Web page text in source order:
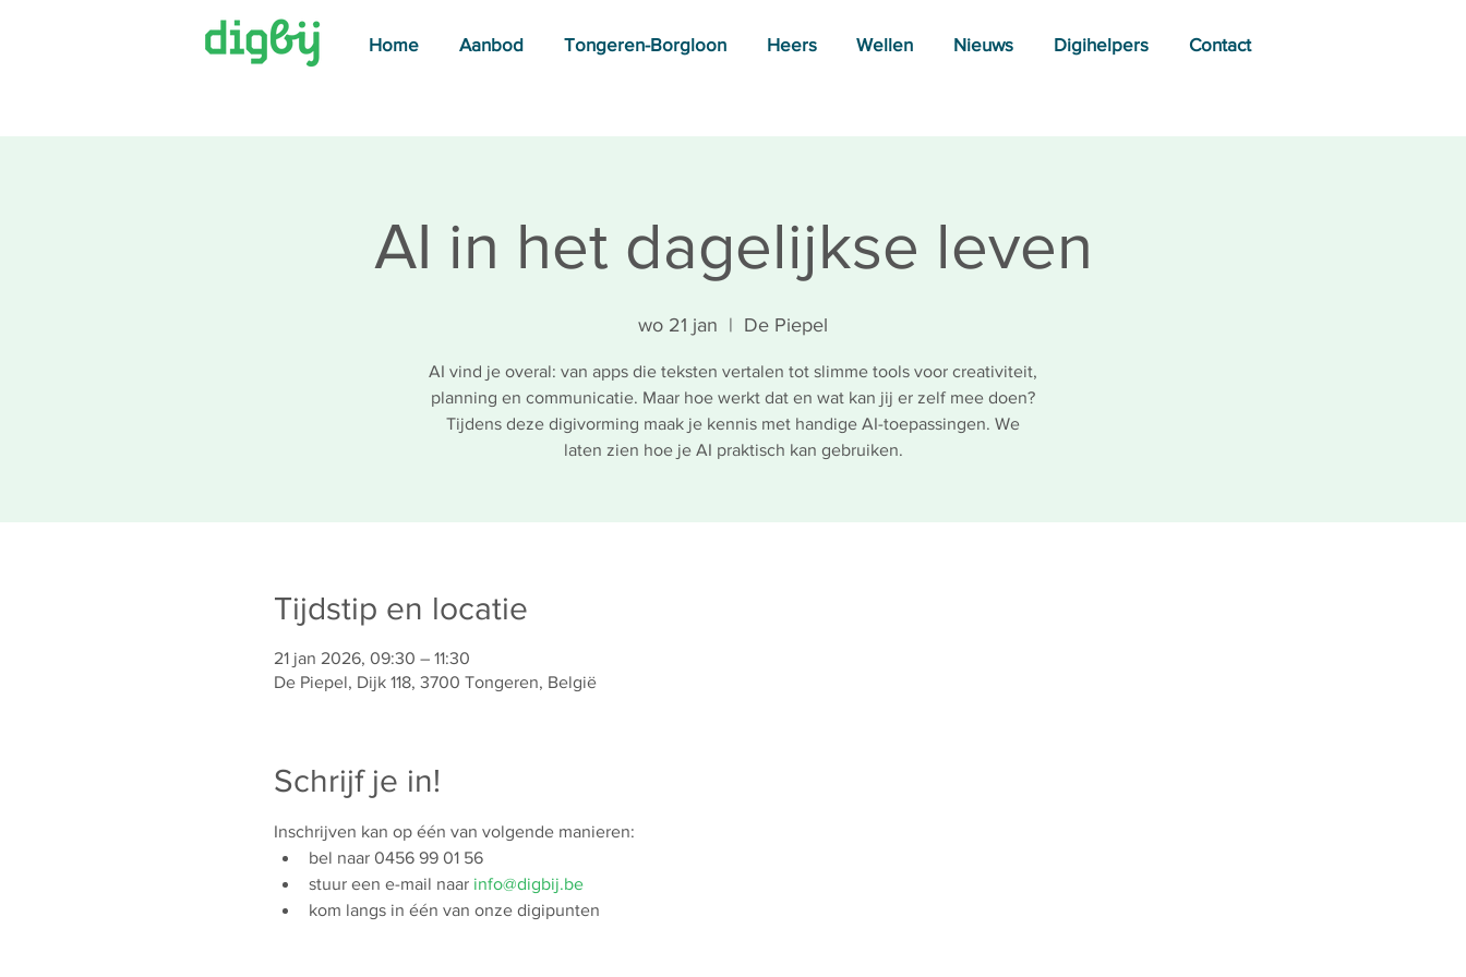
Home Aanbod Tongeren-Borgloon Heers Wellen Nieuws Digihelpers Contact
AI in het dagelijkse leven
wo 21 jan
  |
De Piepel
AI vind je overal: van apps die teksten vertalen tot slimme tools voor creativiteit,
planning en communicatie. Maar hoe werkt dat en wat kan jij er zelf mee doen?
Tijdens deze digivorming maak je kennis met handige AI-toepassingen. We
laten zien hoe je AI praktisch kan gebruiken.
Tijdstip en locatie
21 jan 2026, 09:30 – 11:30
De Piepel, Dijk 118, 3700 Tongeren, België
Schrijf je in!
Inschrijven kan op één van volgende manieren:
bel naar 0456 99 01 56
stuur een e-mail naar info@digbij.be
kom langs in één van onze digipunten